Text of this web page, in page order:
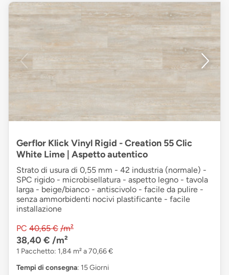
Gerflor Klick Vinyl Rigid - Creation 55 Clic
White Lime | Aspetto autentico
Strato di usura di 0,55 mm - 42 industria (normale) -
SPC rigido - microbisellatura - aspetto legno - tavola
larga - beige/bianco - antiscivolo - facile da pulire -
senza ammorbidenti nocivi plastificante - facile
installazione
PC 40,65 € /m²
38,40 € /m²
1 Pacchetto: 1,84 m² a 70,66 €
Tempi di consegna: 15 Giorni